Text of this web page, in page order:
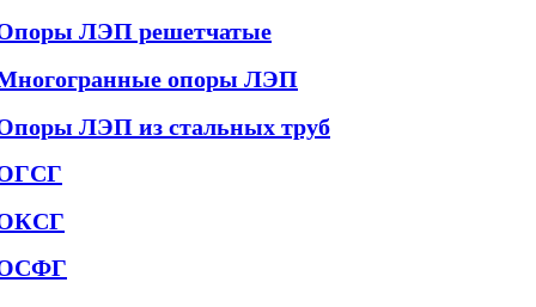
ЛЭП решетчатые
опоры ЛЭП
ЛЭП из стальных труб